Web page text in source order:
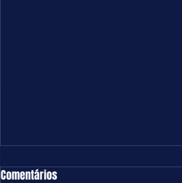
TURFE = DOMINGO = 09.08.26 = SP
Comentários